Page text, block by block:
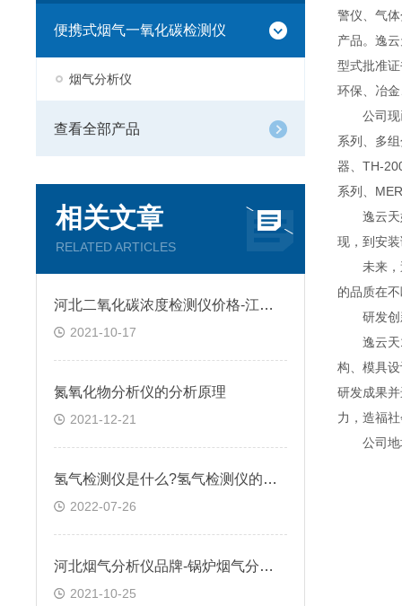
便携式烟气一氧化碳检测仪
烟气分析仪
查看全部产品
相关文章
RELATED ARTICLES
河北二氧化碳浓度检测仪价格-江苏固定式二氧化碳检测仪-逸云天
2021-10-17
氮氧化物分析仪的分析原理
2021-12-21
氢气检测仪是什么?氢气检测仪的工作原理有哪些?
2022-07-26
河北烟气分析仪品牌-锅炉烟气分析仪价格-便携红外烟气分析仪-逸云天
2021-10-25
警仪、气
产品。逸
型式批准
环保、冶
公司现已
系列、多
器、TH-
系列、
逸云天始
现，到安
未来，逸
的品质在
研发创
逸云天13
构、模具
研发成果
力，造福
公司地址